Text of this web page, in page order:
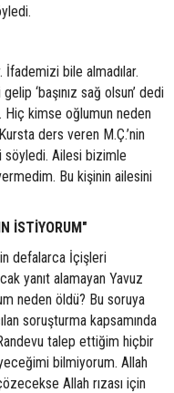
bile almadılar.
‘başınız sağ olsun’ dedi
kimse oğlumun neden
ders veren M.Ç.’nin
söyledi. Ailesi bizimle
Bu kişinin ailesini
İSTİYORUM"
defalarca İçişleri
yanıt alamayan Yavuz
neden öldü? Bu soruya
soruşturma kapsamında
talep ettiğim hiçbir
bilmiyorum. Allah
Allah rızası için